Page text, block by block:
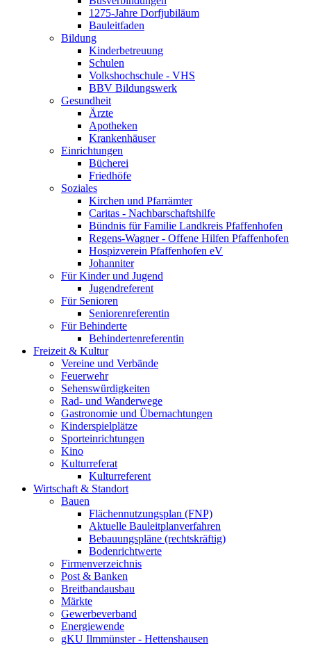
1275-Jahre Dorfjubiläum
Bauleitfaden
Bildung
Kinderbetreuung
Schulen
Volkshochschule - VHS
BBV Bildungswerk
Gesundheit
Ärzte
Apotheken
Krankenhäuser
Einrichtungen
Bücherei
Friedhöfe
Soziales
Kirchen und Pfarrämter
Caritas - Nachbarschaftshilfe
Bündnis für Familie Landkreis Pfaffenhofen
Regens-Wagner - Offene Hilfen Pfaffenhofen
Hospizverein Pfaffenhofen eV
Johanniter
Für Kinder und Jugend
Jugendreferent
Für Senioren
Seniorenreferentin
Für Behinderte
Behindertenreferentin
Freizeit & Kultur
Vereine und Verbände
Feuerwehr
Sehenswürdigkeiten
Rad- und Wanderwege
Gastronomie und Übernachtungen
Kinderspielplätze
Sporteinrichtungen
Kino
Kulturreferat
Kulturreferent
Wirtschaft & Standort
Bauen
Flächennutzungsplan (FNP)
Aktuelle Bauleitplanverfahren
Bebauungspläne (rechtskräftig)
Bodenrichtwerte
Firmenverzeichnis
Post & Banken
Breitbandausbau
Märkte
Gewerbeverband
Energiewende
gKU Ilmmünster - Hettenshausen